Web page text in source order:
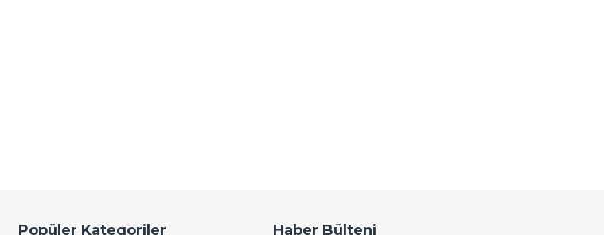
Popüler Kategoriler Haber Bülteni